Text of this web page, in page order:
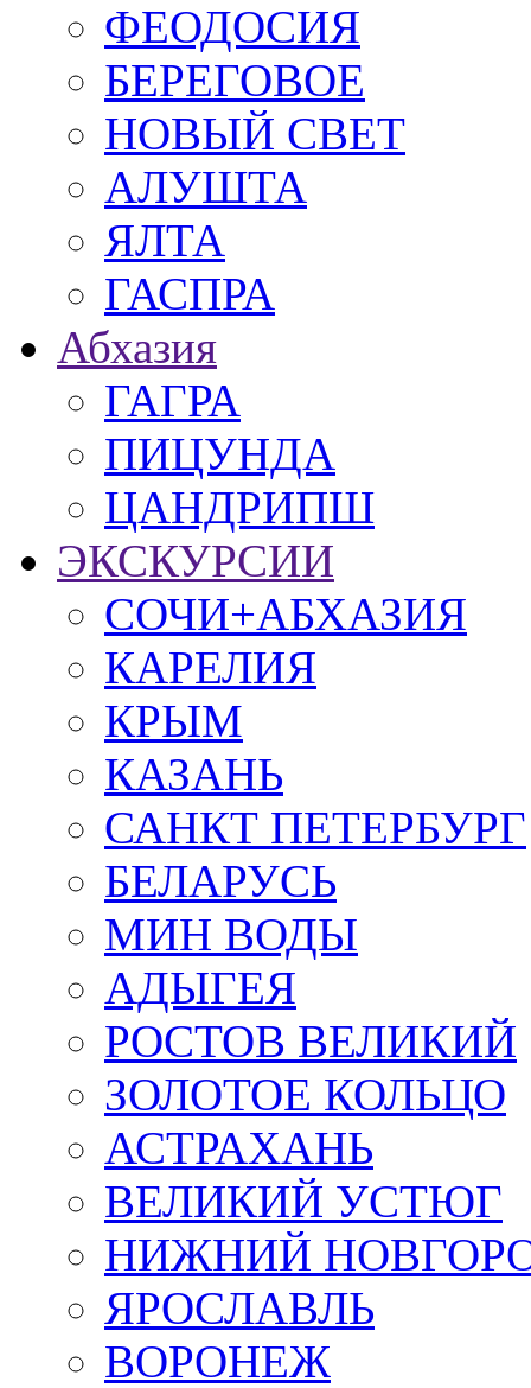
ФЕОДОСИЯ
БЕРЕГОВОЕ
НОВЫЙ СВЕТ
АЛУШТА
ЯЛТА
ГАСПРА
Абхазия
ГАГРА
ПИЦУНДА
ЦАНДРИПШ
ЭКСКУРСИИ
СОЧИ+АБХАЗИЯ
КАРЕЛИЯ
КРЫМ
КАЗАНЬ
САНКТ ПЕТЕРБУРГ
БЕЛАРУСЬ
МИН ВОДЫ
АДЫГЕЯ
РОСТОВ ВЕЛИКИЙ
ЗОЛОТОЕ КОЛЬЦО
АСТРАХАНЬ
ВЕЛИКИЙ УСТЮГ
НИЖНИЙ
ЯРОСЛАВЛЬ
ВОРОНЕЖ